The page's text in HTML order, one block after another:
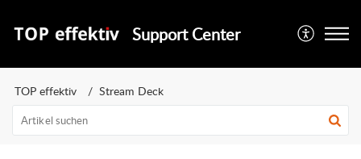
Support Center
TOP effektiv Stream Deck